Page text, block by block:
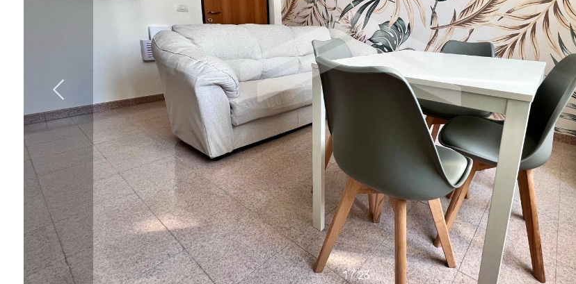
1 / 23
Tipologia
multiscelta
Qualsiasi
Residenziali